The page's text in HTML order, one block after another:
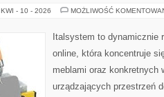
KWI - 10 - 2026 MOŻLIWOŚĆ
Italsystem to dynamicznie
online, która koncentruje
meblami oraz konkretnych
urządzających przestrzeń